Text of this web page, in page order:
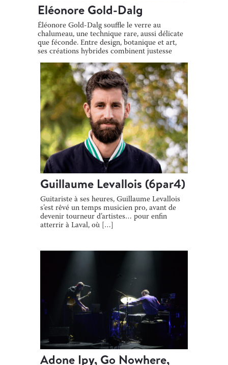
Eléonore Gold-Dalg
Éléonore Gold-Dalg souffle le verre au
chalumeau, une technique rare, aussi délicate
que féconde. Entre design, botanique et art,
ses créations hybrides combinent justesse
Guillaume Levallois (6par4)
Guitariste à ses heures, Guillaume Levallois
s’est rêvé un temps musicien pro, avant de
devenir tourneur d’artistes… pour enfin
atterrir à Laval, où […]
Adone Ipy, Go Nowhere,